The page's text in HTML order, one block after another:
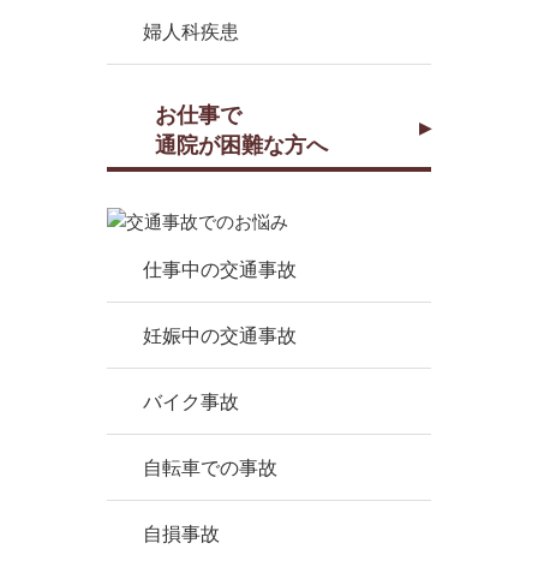
婦人科疾患
お仕事で
通院が困難な方へ
仕事中の交通事故
妊娠中の交通事故
バイク事故
自転車での事故
自損事故